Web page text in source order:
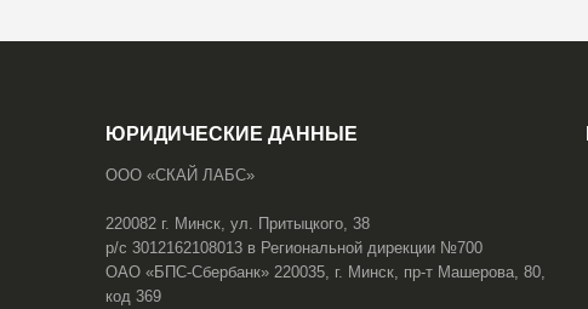
ЮРИДИЧЕСКИЕ ДАННЫЕ
ООО «СКАЙ ЛАБС»
220082 г. Минск, ул. Притыцкого, 38
р/с 3012162108013 в Региональной дирекции №700
ОАО «БПС-Сбербанк» 220035, г. Минск, пр-т Машерова, 80,
код 369